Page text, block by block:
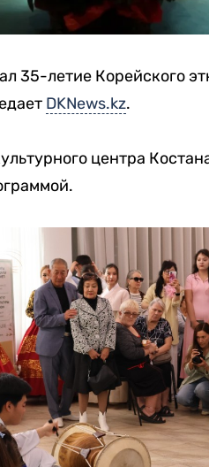
35-летие Корейского
DKNews.kz.
центра